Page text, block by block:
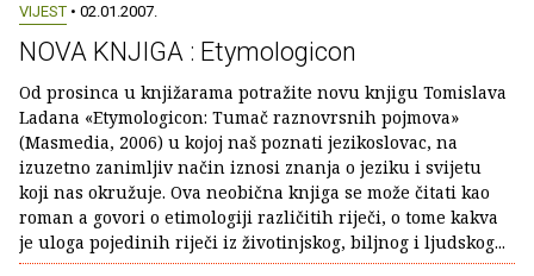
VIJEST • 02.01.2007.
NOVA KNJIGA : Etymologicon
Od prosinca u knjižarama potražite novu knjigu Tomislava
Ladana «Etymologicon: Tumač raznovrsnih pojmova»
(Masmedia, 2006) u kojoj naš poznati jezikoslovac, na
izuzetno zanimljiv način iznosi znanja o jeziku i svijetu
koji nas okružuje. Ova neobična knjiga se može čitati kao
roman a govori o etimologiji različitih riječi, o tome kakva
je uloga pojedinih riječi iz životinjskog, biljnog i ljudskog...